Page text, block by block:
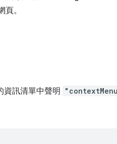
。
資訊清單中聲明